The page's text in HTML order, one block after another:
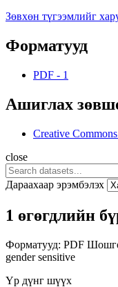
Зөвхөн түгээмлийг
Форматууд
PDF - 1
Ашиглах
Creative
close
Дараахаар эрэмбэлэх
1 өгөгдлийн
Форматууд: PDF
gender sensitive
Үр дүнг шүүх